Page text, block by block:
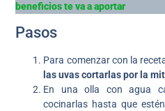
beneficios te va a aportar
Pasos
Para comenzar con la
las uvas cortarlas por la
En una olla con agua
cocinarlas hasta que